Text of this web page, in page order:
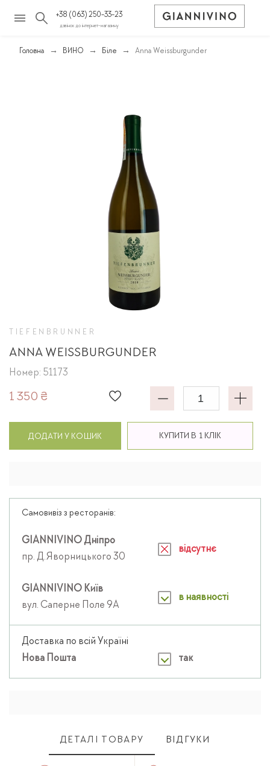
+38 (063) 250-33-23
дзвінок до інтернет-магазину
Головна ВИНО Біле Anna Weissburgunder
TIEFENBRUNNER
ANNA WEISSBURGUNDER
Номер: 51173
1 350 ₴
ДОДАТИ У КОШИК КУПИТИ В 1 КЛІК
Самовивіз з ресторанів:
GIANNIVINO Дніпро
пр. Д.Яворницького 30
відсутнє
GIANNIVINO Київ
вул. Саперне Поле 9А
в наявності
Доставка по всій Україні
Нова Пошта
так
ДЕТАЛІ ТОВАРУ ВІДГУКИ